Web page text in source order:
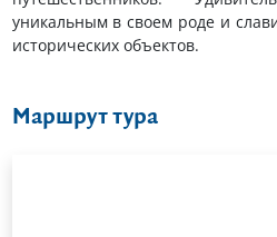
уникальным в своем роде и
исторических объектов.
Маршрут тура